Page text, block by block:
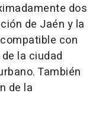
dos
de Jaén y la
con
la ciudad
También
de la